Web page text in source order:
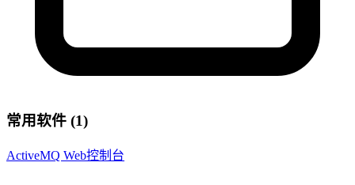
常用软件 (1)
ActiveMQ Web控制台